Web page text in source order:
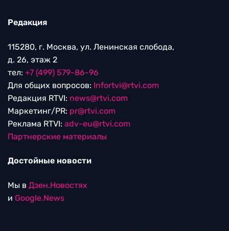
Редакция
115280, г. Москва, ул. Ленинская слобода,
д. 26, этаж 2
тел: +7 (499) 579-86-96
Для общих вопросов: Infortvi@rtvi.com
Редакция RTVI: news@rtvi.com
Маркетинг/PR: pr@rtvi.com
Реклама RTVI: adv-eu@rtvi.com
Партнерские материалы
Достойные новости
Мы в Дзен.Новостях
и Google.News